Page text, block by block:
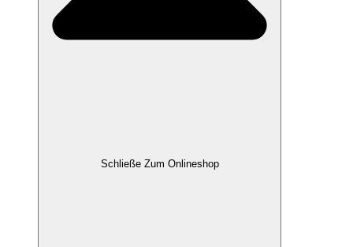
Schließe Zum Onlineshop